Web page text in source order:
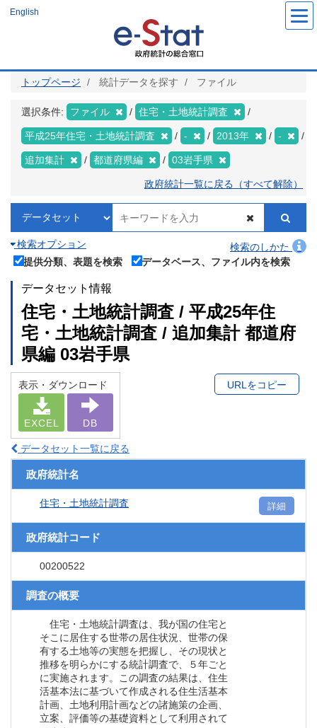
ツ
English
トップページ 統計データを探す ファイル
選択条件: ファイル 住宅・土地統計調査
平成25年住宅・土地統計調査 - 2013年 -
追加集計 都道府県編 03岩手県
政府統計一覧に戻る（すべて解除）
検索オプション
検索のしかた
提供分類、表題を検索
データベース、ファイル内を検索
データセット情報
住宅・土地統計調査 / 平成25年住
宅・土地統計調査 / 追加集計 都道府
県編 03岩手県
表示・ダウンロード
EXCEL DB
URLをコピー
データセット一覧に戻る
政府統計名
住宅・土地統計調査 詳細
政府統計コード
00200522
調査の概要
住宅・土地統計調査は、我が国の住宅と
そこに居住する世帯の居住状況、世帯の保
有する土地等の実態を把握し、その現状と
推移を明らかにする統計調査で、５年ごと
に実施されます。この調査の結果は、住生
活基本法に基づいて作成される住生活基本
計画、土地利用計画などの諸施策の企画、
立案、評価等の基礎資料として利用されて